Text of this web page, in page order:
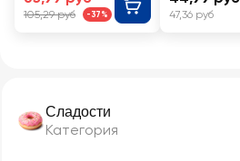
Сладости
Категория
105,29 руб -37% 47,36 руб